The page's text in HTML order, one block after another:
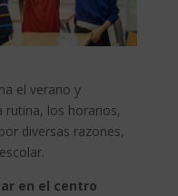
el verano y
rutina, los horarios,
diversas razones,
en el centro